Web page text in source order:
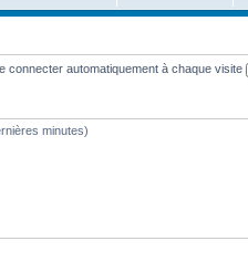
connecter automatiquement à chaque visite
minutes)